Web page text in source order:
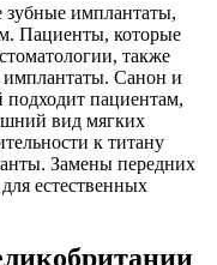
имплантаты,
Пациенты, которые
также
имплантаты. Санон и
подходит пациентам,
вид мягких
к титану
Замены передних
естественных